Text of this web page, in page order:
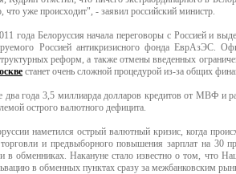
что уже происходит", - заявил российский министр.
года Белоруссия начала переговоры с Россией и
Россией антикризисного фонда ЕврАзЭС.
реформ, а также отмены введенных
станет очень сложной процедурой из-за общих
два года 3,5 миллиарда долларов кредитов от МВФ и
острого валютного дефицита.
наметился острый валютный кризис, когда
и предвыборного повышения зарплат на
в обменниках. Накануне стало известно о том, что
в обменных пунктах сразу за межбанковским